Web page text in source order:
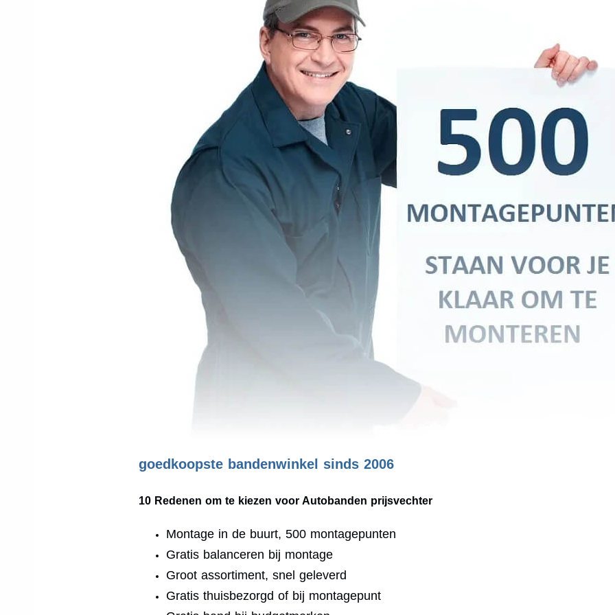
goedkoopste bandenwinkel sinds 2006
10 Redenen om te kiezen voor Autobanden prijsvechter
Montage in de buurt, 500 montagepunten
Gratis balanceren bij montage
Groot assortiment, snel geleverd
Gratis thuisbezorgd of bij montagepunt